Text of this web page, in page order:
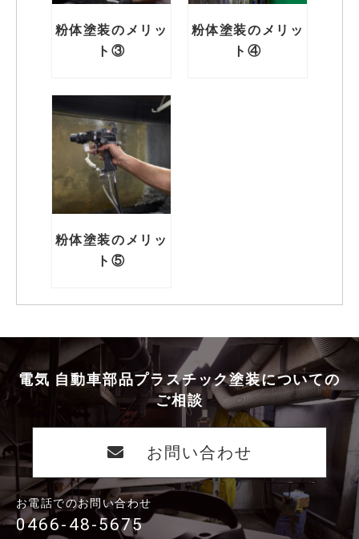
粉体塗装のメリッ
ト③
粉体塗装のメリッ
ト④
粉体塗装のメリッ
ト⑤
電気 自動車部品プラスチック塗装についての
ご相談
お問い合わせ
お電話でのお問い合わせ
0466-48-5675